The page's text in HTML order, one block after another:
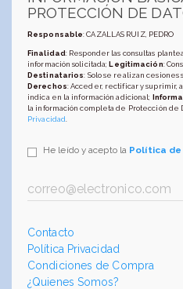
PROTECCIÓN DE
Responsable: CAZALLAS RUIZ, PEDRO
Finalidad: Responder las consultas
información solicitada;Legitimación:
Destinatarios: Solo se realizan
Derechos: Acceder, rectificar y suprimir,
indica en la información adicional;
la información completa de Protección de
Privacidad
He leído y acepto la Política
Contacto
Política Privacidad
Condiciones de Compra
¿Quienes Somos?